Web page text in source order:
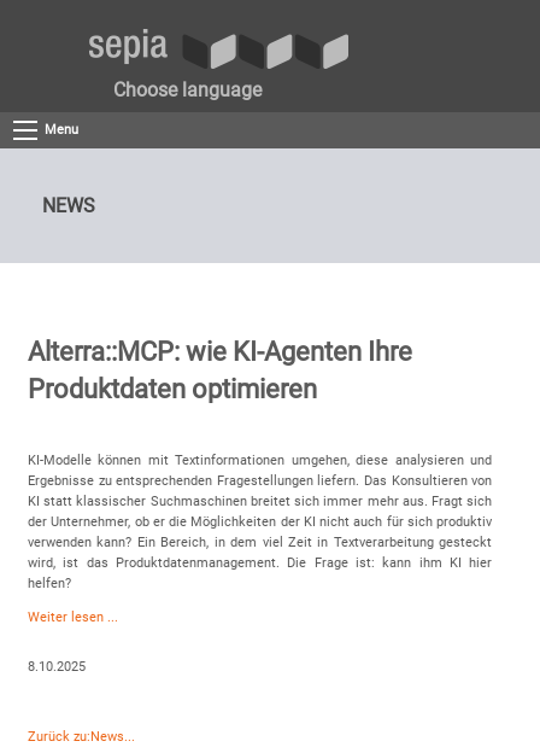
Choose language
Menu
NEWS
Alterra::MCP: wie KI-Agenten Ihre
Produktdaten optimieren
KI-Modelle können mit Textinformationen umgehen, diese analysieren und
Ergebnisse zu entsprechenden Fragestellungen liefern. Das Konsultieren von
KI statt klassischer Suchmaschinen breitet sich immer mehr aus. Fragt sich
der Unternehmer, ob er die Möglichkeiten der KI nicht auch für sich produktiv
verwenden kann? Ein Bereich, in dem viel Zeit in Textverarbeitung gesteckt
wird, ist das Produktdatenmanagement. Die Frage ist: kann ihm KI hier
helfen?
Weiter lesen ...
8.10.2025
Zurück zu:News...